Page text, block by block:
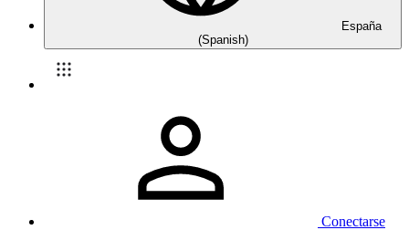
España
(Spanish)
Conectarse